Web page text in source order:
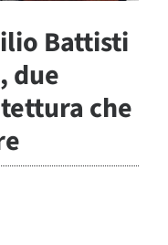
Battisti
due
che